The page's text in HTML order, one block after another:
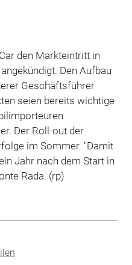
den Markteintritt in
Den Aufbau
Geschäftsführer
seien bereits wichtige
Der Roll-out der
im Sommer. "Damit
Jahr nach dem Start in
Rada. (rp)